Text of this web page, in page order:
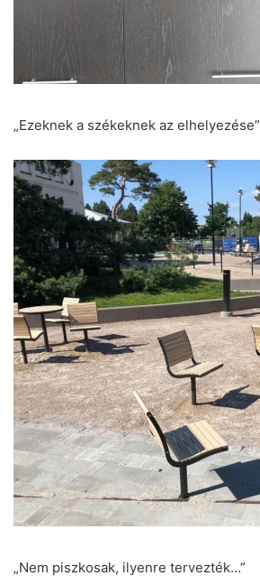
„Ezeknek a székeknek az elhelyezése”
„Nem piszkosak, ilyenre tervezték…”